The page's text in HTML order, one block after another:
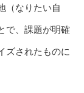
（なりたい自
で、課題が明確
ズされたものに